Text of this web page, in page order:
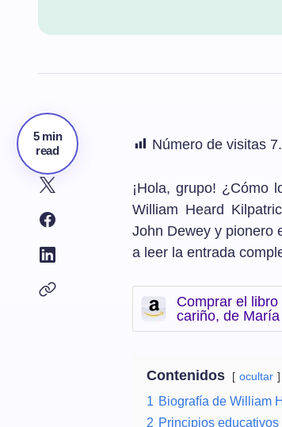
5 min
read
Número de visitas
¡Hola, grupo! ¿Cómo
William Heard
John Dewey y pionero
a leer la entrada
Comprar el
cariño, de
Contenidos ocultar
1 Biografía de William
2 Principios